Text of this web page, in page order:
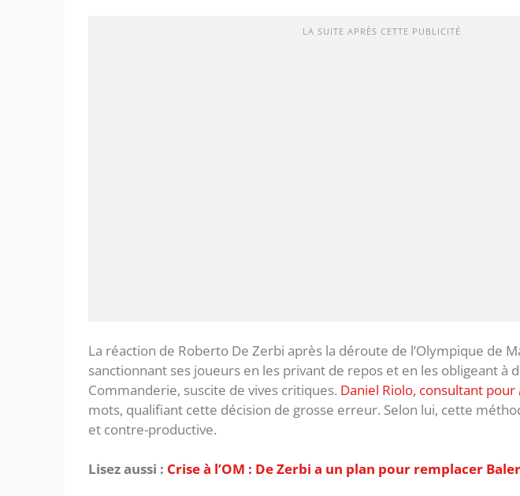
LA SUITE APRÈS CETTE PUBLICITÉ
La réaction de Roberto De Zerbi après la déroute de l’Olympique de
sanctionnant ses joueurs en les privant de repos et en les obligeant à
Commanderie, suscite de vives critiques. Daniel Riolo, consultant pour
mots, qualifiant cette décision de grosse erreur. Selon lui, cette
et contre-productive.
Lisez aussi : Crise à l’OM : De Zerbi a un plan pour remplacer